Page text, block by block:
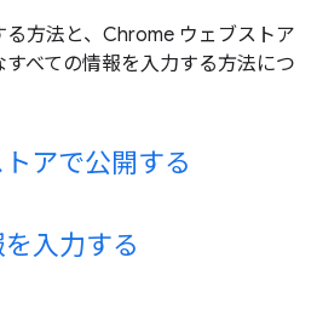
方法と、Chrome ウェブストア
べての情報を入力する方法につ
アで公開する
入力する